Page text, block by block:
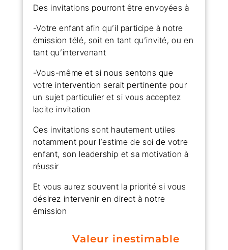
Des invitations pourront être envoyées à
-Votre enfant afin qu’il participe à notre
émission télé, soit en tant qu’invité, ou en
tant qu’intervenant
-Vous-même et si nous sentons que
votre intervention serait pertinente pour
un sujet particulier et si vous acceptez
ladite invitation
Ces invitations sont hautement utiles
notamment pour l’estime de soi de votre
enfant, son leadership et sa motivation à
réussir
Et vous aurez souvent la priorité si vous
désirez intervenir en direct à notre
émission
Valeur inestimable